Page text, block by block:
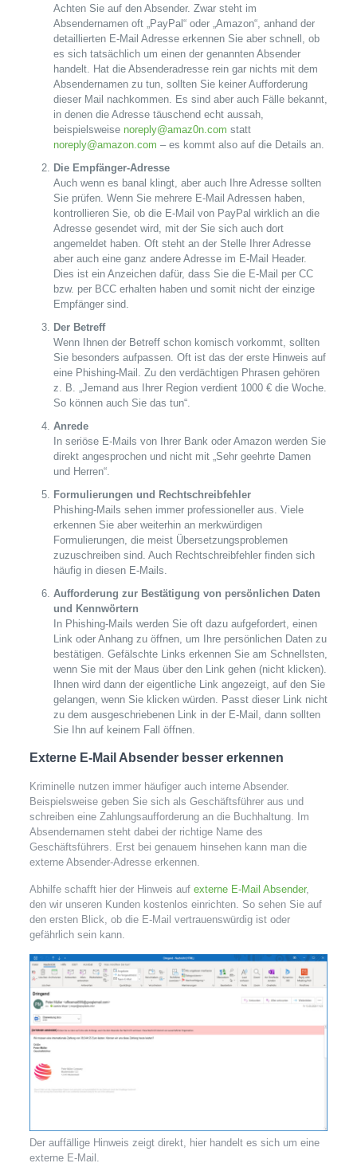
Achten Sie auf den Absender. Zwar steht im
Absendernamen oft „PayPal“ oder „Amazon“, anhand der
detaillierten E-Mail Adresse erkennen Sie aber schnell, ob
es sich tatsächlich um einen der genannten Absender
handelt. Hat die Absenderadresse rein gar nichts mit dem
Absendernamen zu tun, sollten Sie keiner Aufforderung
dieser Mail nachkommen. Es sind aber auch Fälle bekannt,
in denen die Adresse täuschend echt aussah,
beispielsweise noreply@amaz0n.com statt
noreply@amazon.com – es kommt also auf die Details an.
Die Empfänger-Adresse
Auch wenn es banal klingt, aber auch Ihre Adresse sollten
Sie prüfen. Wenn Sie mehrere E-Mail Adressen haben,
kontrollieren Sie, ob die E-Mail von PayPal wirklich an die
Adresse gesendet wird, mit der Sie sich auch dort
angemeldet haben. Oft steht an der Stelle Ihrer Adresse
aber auch eine ganz andere Adresse im E-Mail Header.
Dies ist ein Anzeichen dafür, dass Sie die E-Mail per CC
bzw. per BCC erhalten haben und somit nicht der einzige
Empfänger sind.
Der Betreff
Wenn Ihnen der Betreff schon komisch vorkommt, sollten
Sie besonders aufpassen. Oft ist das der erste Hinweis auf
eine Phishing-Mail. Zu den verdächtigen Phrasen gehören
z. B. „Jemand aus Ihrer Region verdient 1000 € die Woche.
So können auch Sie das tun“.
Anrede
In seriöse E-Mails von Ihrer Bank oder Amazon werden Sie
direkt angesprochen und nicht mit „Sehr geehrte Damen
und Herren“.
Formulierungen und Rechtschreibfehler
Phishing-Mails sehen immer professioneller aus. Viele
erkennen Sie aber weiterhin an merkwürdigen
Formulierungen, die meist Übersetzungsproblemen
zuzuschreiben sind. Auch Rechtschreibfehler finden sich
häufig in diesen E-Mails.
Aufforderung zur Bestätigung von persönlichen Daten
und Kennwörtern
In Phishing-Mails werden Sie oft dazu aufgefordert, einen
Link oder Anhang zu öffnen, um Ihre persönlichen Daten zu
bestätigen. Gefälschte Links erkennen Sie am Schnellsten,
wenn Sie mit der Maus über den Link gehen (nicht klicken).
Ihnen wird dann der eigentliche Link angezeigt, auf den Sie
gelangen, wenn Sie klicken würden. Passt dieser Link nicht
zu dem ausgeschriebenen Link in der E-Mail, dann sollten
Sie Ihn auf keinem Fall öffnen.
Externe E-Mail Absender besser erkennen
Kriminelle nutzen immer häufiger auch interne Absender.
Beispielsweise geben Sie sich als Geschäftsführer aus und
schreiben eine Zahlungsaufforderung an die Buchhaltung. Im
Absendernamen steht dabei der richtige Name des
Geschäftsführers. Erst bei genauem hinsehen kann man die
externe Absender-Adresse erkennen.
Abhilfe schafft hier der Hinweis auf externe E-Mail Absender,
den wir unseren Kunden kostenlos einrichten. So sehen Sie auf
den ersten Blick, ob die E-Mail vertrauenswürdig ist oder
gefährlich sein kann.
Der auffällige Hinweis zeigt direkt, hier handelt es sich um eine
externe E-Mail.